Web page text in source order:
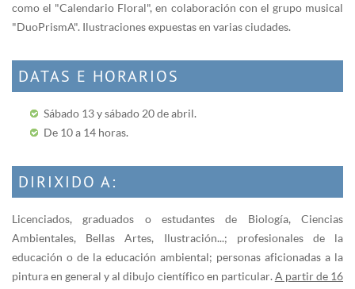
como el "Calendario Floral", en colaboración con el grupo musical
"DuoPrismA". Ilustraciones expuestas en varias ciudades.
DATAS E HORARIOS
Sábado 13 y sábado 20 de abril.
De 10 a 14 horas.
DIRIXIDO A:
Licenciados, gradua­dos o estudantes de Biología, Ciencias
Ambientales, Bellas Artes, Ilustración...; profesionales de la
educación o de la educación ambiental; personas aficionadas a la
pintura en general y al dibujo científico en particular.A partir de 16